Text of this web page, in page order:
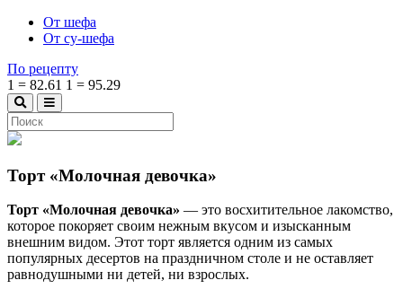
От шефа
От су-шефа
По рецепту
1 = 82.61 1 = 95.29
Торт «Молочная девочка»
Торт «Молочная девочка» — это восхитительное лакомство,
которое покоряет своим нежным вкусом и изысканным
внешним видом. Этот торт является одним из самых
популярных десертов на праздничном столе и не оставляет
равнодушными ни детей, ни взрослых.